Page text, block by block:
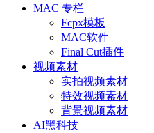
MAC 专栏
Fcpx模板
MAC软件
Final Cut插件
视频素材
实拍视频素材
特效视频素材
背景视频素材
AI黑科技